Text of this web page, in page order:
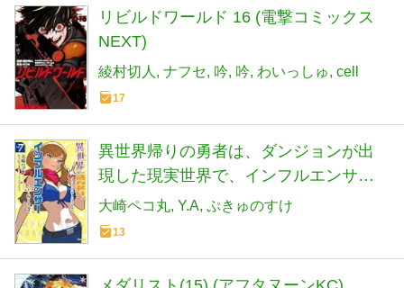
リビルドワールド 16 (電撃コミックス
NEXT)
綾村切人 ナフセ 吟 吟 わいっしゅ cell
17
異世界帰りの勇者は、ダンジョンが出
現した現実世界で、インフルエンサー
になって金を稼ぎます! 7 (ヒューコミッ
クス)
大崎ペコ丸 Y.A ぷきゅのすけ
13